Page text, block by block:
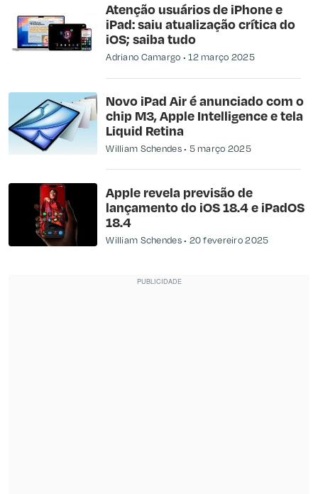
Atenção usuários de iPhone e
iPad: saiu atualização crítica do
iOS; saiba tudo
Adriano Camargo 12 março 2025
Novo iPad Air é anunciado com o
chip M3, Apple Intelligence e tela
Liquid Retina
William Schendes 5 março 2025
Apple revela previsão de
lançamento do iOS 18.4 e iPadOS
18.4
William Schendes 20 fevereiro 2025